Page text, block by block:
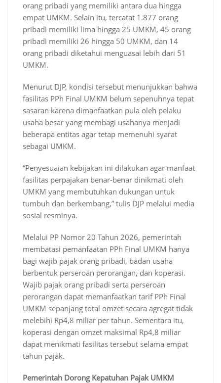
orang pribadi yang memiliki antara dua hingga
empat UMKM. Selain itu, tercatat 1.877 orang
pribadi memiliki lima hingga 25 UMKM, 45 orang
pribadi memiliki 26 hingga 50 UMKM, dan 14
orang pribadi diketahui menguasai lebih dari 51
UMKM.
Menurut DJP, kondisi tersebut menunjukkan bahwa
fasilitas PPh Final UMKM belum sepenuhnya tepat
sasaran karena dimanfaatkan pula oleh pelaku
usaha besar yang membagi usahanya menjadi
beberapa entitas agar tetap memenuhi syarat
sebagai UMKM.
“Penyesuaian kebijakan ini dilakukan agar manfaat
fasilitas perpajakan benar-benar dinikmati oleh
UMKM yang membutuhkan dukungan untuk
tumbuh dan berkembang,” tulis DJP melalui media
sosial resminya.
Melalui PP Nomor 20 Tahun 2026, pemerintah
membatasi pemanfaatan PPh Final UMKM hanya
bagi wajib pajak orang pribadi, badan usaha
berbentuk perseroan perorangan, dan koperasi.
Wajib pajak orang pribadi serta perseroan
perorangan dapat memanfaatkan tarif PPh Final
UMKM sepanjang total omzet secara agregat tidak
melebihi Rp4,8 miliar per tahun. Sementara itu,
koperasi dengan omzet maksimal Rp4,8 miliar
dapat menikmati fasilitas tersebut selama empat
tahun pajak.
Pemerintah Dorong Kepatuhan Pajak UMKM